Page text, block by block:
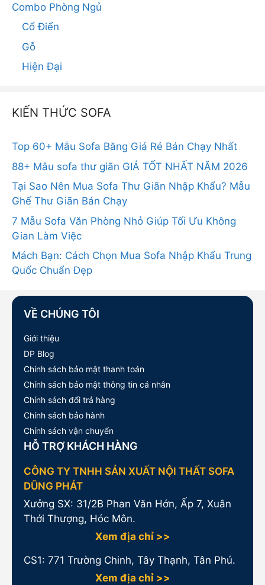
Combo Phòng Ngủ
Cổ Điển
Gỗ
Hiện Đại
KIẾN THỨC SOFA
Top 60+ Mẫu Sofa Băng Giá Rẻ Bán Chạy Nhất
88+ Mẫu sofa thư giãn GIÁ TỐT NHẤT NĂM 2026
Tại Sao Nên Mua Sofa Thư Giãn Nhập Khẩu? Mẫu
Ghế Thư Giãn Bán Chạy
7 Mẫu Sofa Văn Phòng Nhỏ Giúp Tối Ưu Không
Gian Làm Việc
Mách Bạn: Cách Chọn Mua Sofa Nhập Khẩu Trung
Quốc Chuẩn Đẹp
VỀ CHÚNG TÔI
Giới thiệu
DP Blog
Chính sách bảo mật thanh toán
Chính sách bảo mật thông tin cá nhân
Chính sách đổi trả hàng
Chính sách bảo hành
Chính sách vận chuyển
HỖ TRỢ KHÁCH HÀNG
CÔNG TY TNHH SẢN XUẤT NỘI THẤT SOFA
DŨNG PHÁT
Xưởng SX: 31/2B Phan Văn Hớn, Ấp 7, Xuân
Thới Thượng, Hóc Môn.
Xem địa chỉ >>
CS1: 771 Trường Chinh, Tây Thạnh, Tân Phú.
Xem địa chỉ >>